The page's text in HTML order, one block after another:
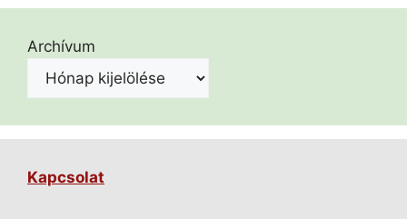
Archívum
Kapcsolat